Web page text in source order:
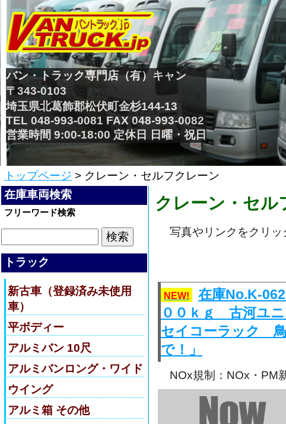
バン・トラック専門店（有）キャン
〒343-0103
埼玉県北葛飾郡松伏町金杉144-13
TEL 048-993-0081 FAX 048-993-0082
営業時間 9:00-18:00 定休日 日曜・祝日
トップページ > クレーン・セルフクレーン
在庫車両検索
フリーワード検索
トラック
新古車（登録済み未使用
車）
平ボディー
アルミバン 10尺
アルミバンロング・ワイド
ウイング
アルミ箱 その他
クレーン・セル
写真やリンクをクリッ
NEW!
在庫No.K-
００ｋｇ 古河ユ
セイコーラック
で！」
NOx規制：NOx・PM